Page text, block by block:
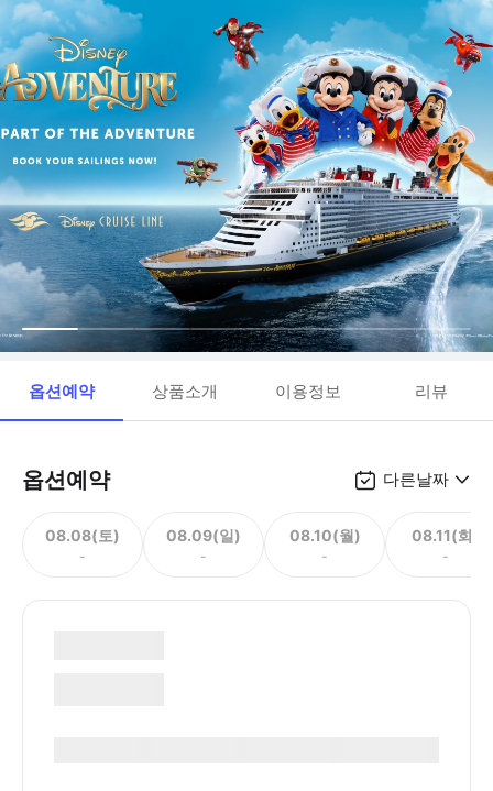
옵션예약 상품소개 이용정보 리뷰
옵션예약 다른날짜
08.08(토)
-
08.09(일)
-
08.10(월)
-
08.11(화)
-